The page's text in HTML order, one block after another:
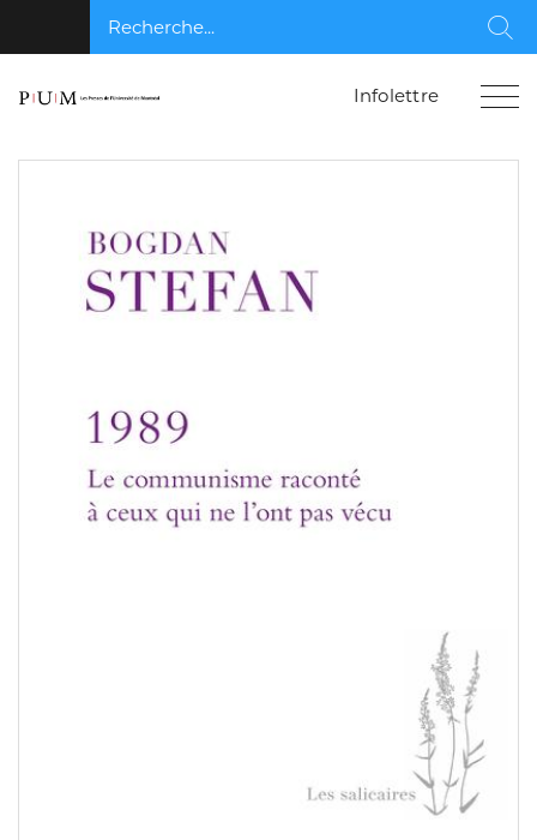
Recherche...
Infolettre